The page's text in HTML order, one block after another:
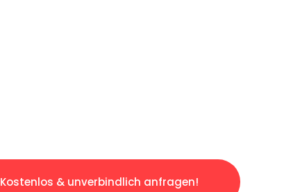
Kostenlos & unverbindlich anfragen!